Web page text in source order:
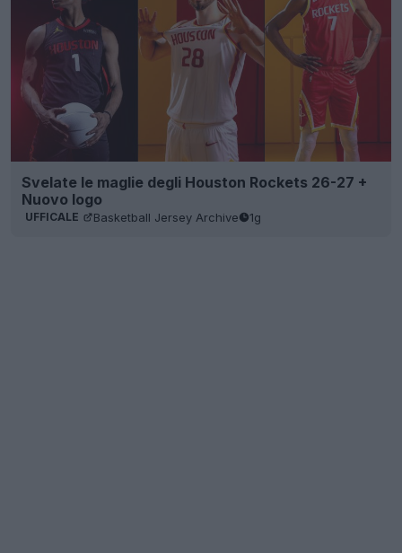
Svelate le maglie degli Houston Rockets 26-27 +
Nuovo logo
UFFICALE Basketball Jersey Archive 1g